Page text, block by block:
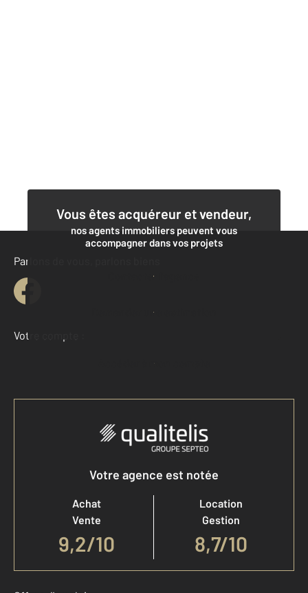
Vous êtes acquéreur et vendeur,
nos agents immobiliers peuvent vous
accompagner dans vos projets
Contacter l'agence
Demander une estimation
Parlons de vous, parlons biens
Votre compte :
Accéder à mon compte
Votre agence est notée
Achat
Vente
9,2/10
Location
Gestion
8,7/10